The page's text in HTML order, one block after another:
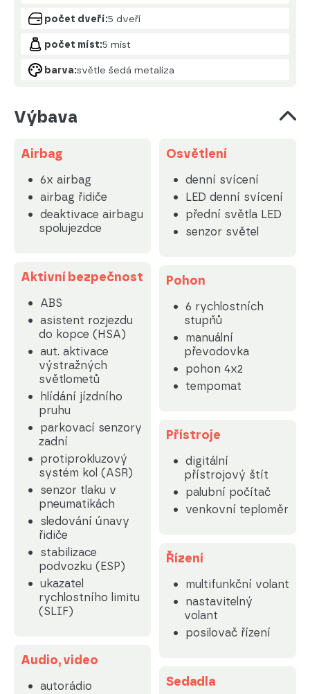
počet dveří:5 dveří
počet míst:5 míst
barva:světle šedá metalíza
Výbava
Airbag
6x airbag
airbag řidiče
deaktivace airbagu
spolujezdce
Aktivní bezpečnost
ABS
asistent rozjezdu
do kopce (HSA)
aut. aktivace
výstražných
světlometů
hlídání jízdního
pruhu
parkovací senzory
zadní
protiprokluzový
systém kol (ASR)
senzor tlaku v
pneumatikách
sledování únavy
řidiče
stabilizace
podvozku (ESP)
ukazatel
rychlostního limitu
(SLIF)
Audio, video
autorádio
Osvětlení
denní svícení
LED denní svícení
přední světla LED
senzor světel
Pohon
6 rychlostních
stupňů
manuální
převodovka
pohon 4x2
tempomat
Přístroje
digitální
přístrojový štít
palubní počítač
venkovní teploměr
Řízení
multifunkční volant
nastavitelný
volant
posilovač řízení
Sedadla